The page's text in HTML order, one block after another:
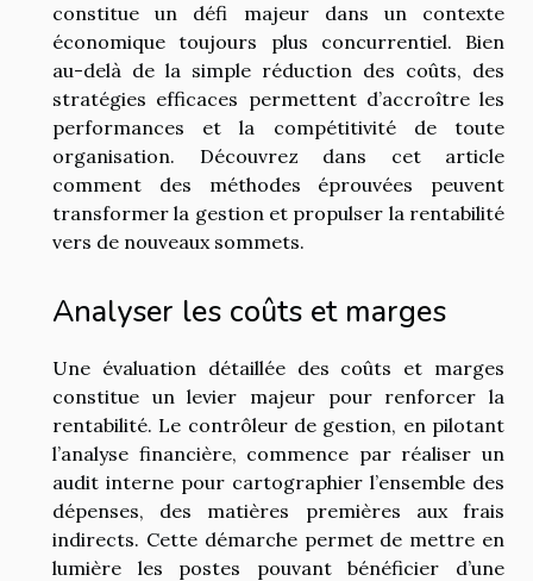
constitue un défi majeur dans un contexte
économique toujours plus concurrentiel. Bien
au-delà de la simple réduction des coûts, des
stratégies efficaces permettent d’accroître les
performances et la compétitivité de toute
organisation. Découvrez dans cet article
comment des méthodes éprouvées peuvent
transformer la gestion et propulser la rentabilité
vers de nouveaux sommets.
Analyser les coûts et marges
Une évaluation détaillée des coûts et marges
constitue un levier majeur pour renforcer la
rentabilité. Le contrôleur de gestion, en pilotant
l’analyse financière, commence par réaliser un
audit interne pour cartographier l’ensemble des
dépenses, des matières premières aux frais
indirects. Cette démarche permet de mettre en
lumière les postes pouvant bénéficier d’une